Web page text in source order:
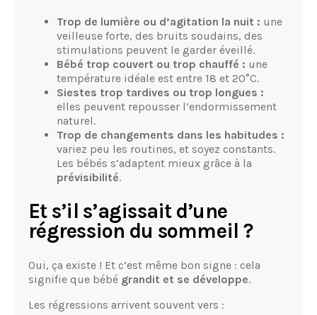
Trop de lumière ou d’agitation la nuit : une
veilleuse forte, des bruits soudains, des
stimulations peuvent le garder éveillé.
Bébé trop couvert ou trop chauffé : une
température idéale est entre 18 et 20°C.
Siestes trop tardives ou trop longues :
elles peuvent repousser l’endormissement
naturel.
Trop de changements dans les habitudes :
variez peu les routines, et soyez constants.
Les bébés s’adaptent mieux grâce à la
prévisibilité.
Et s’il s’agissait d’une
régression du sommeil ?
Oui, ça existe ! Et c’est même bon signe : cela
signifie que bébé grandit et se développe.
Les régressions arrivent souvent vers :